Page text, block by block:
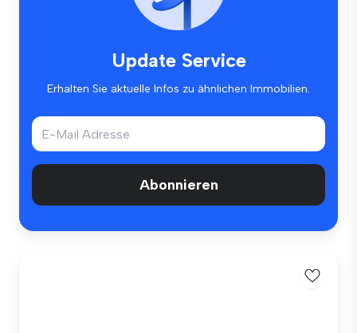
Update Service
Erhalten Sie aktuelle Infos zu ähnlichen Immobilien.
Abonnieren